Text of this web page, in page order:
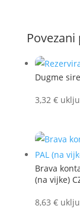
Dugme
3,32 €
Brava
(na vijke)
8,63 €